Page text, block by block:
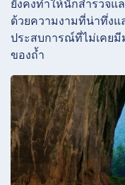
ยังคงทำให้นักสำรวจแ
ด้วยความงามที่น่าทึ่งแ
ประสบการณ์ที่ไม่เคย
ของถ้ำ